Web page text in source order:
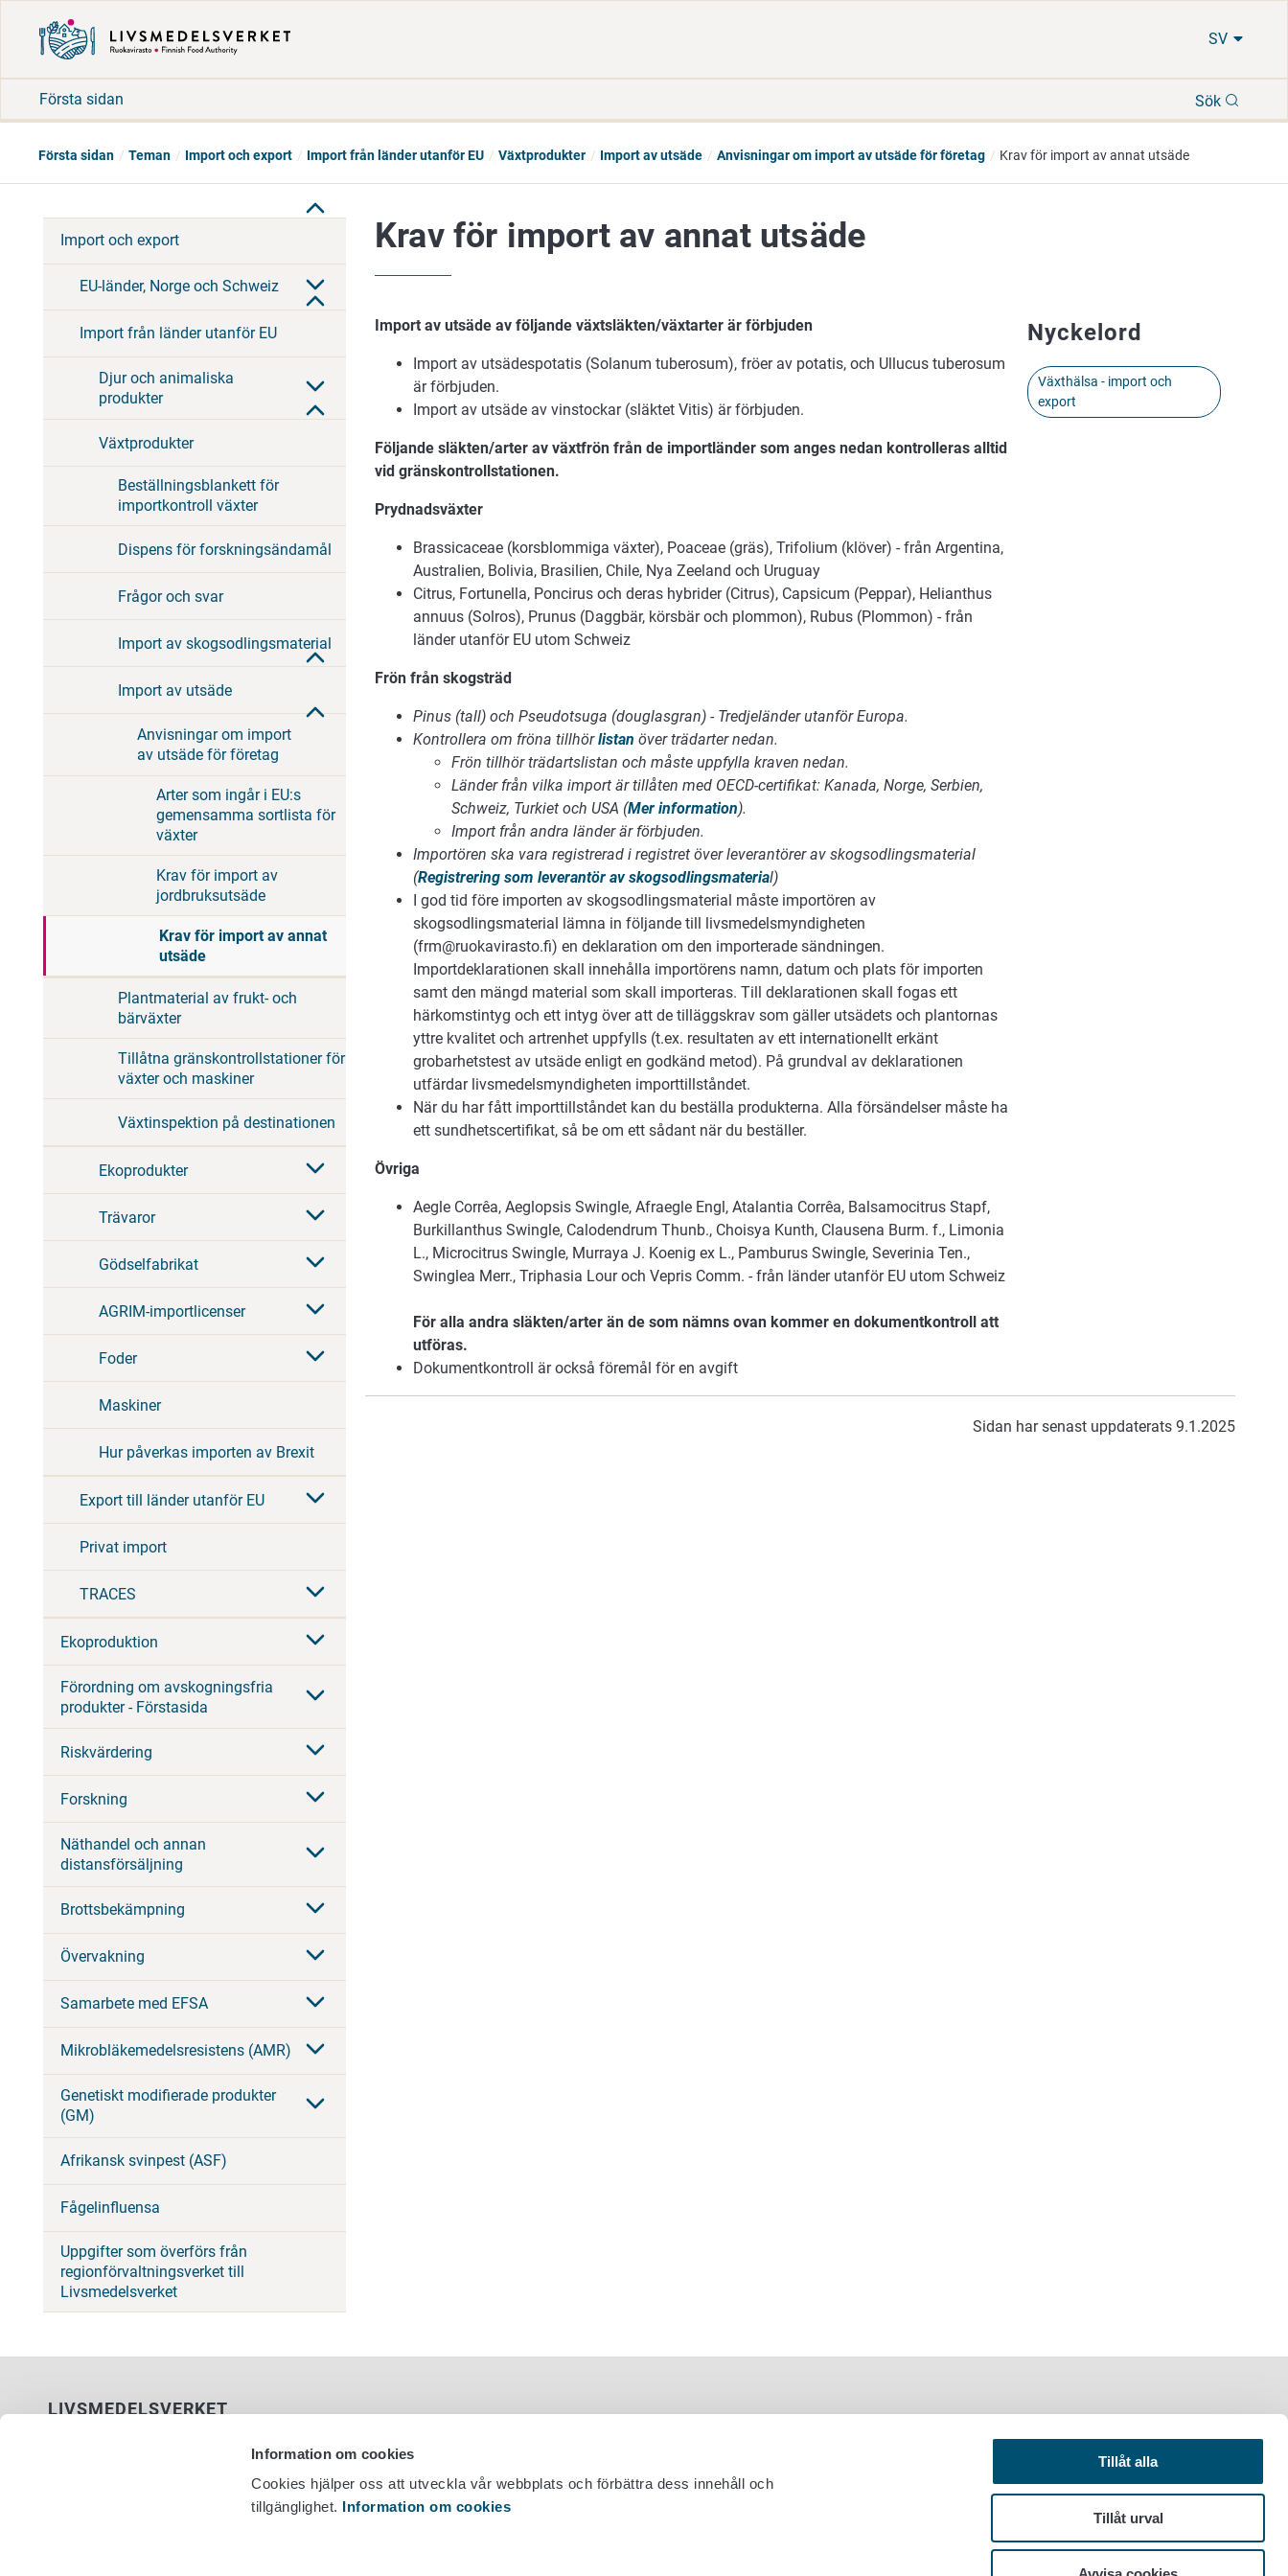
Information om cookies
Cookies hjälper oss att utveckla vår webbplats och förbättra dess innehåll och
tillgänglighet. Information om cookies
Tillåt alla
Tillåt urval
SV
Första sidan Sök
Första sidan Teman Import och export Import från länder utanför EU Växtprodukter Import av utsäde Anvisningar om import av utsäde för företag Krav för import av annat utsäde
Import och export
EU-länder, Norge och Schweiz
Import från länder utanför EU
Djur och animaliska
produkter
Växtprodukter
Beställningsblankett för
importkontroll växter
Dispens för forskningsändamål
Frågor och svar
Import av skogsodlingsmaterial
Import av utsäde
Anvisningar om import
av utsäde för företag
Arter som ingår i EU:s
gemensamma sortlista för
växter
Krav för import av
jordbruksutsäde
Krav för import av annat
utsäde
Plantmaterial av frukt- och
bärväxter
Tillåtna gränskontrollstationer för
växter och maskiner
Växtinspektion på destinationen
Ekoprodukter
Trävaror
Gödselfabrikat
AGRIM-importlicenser
Foder
Maskiner
Hur påverkas importen av Brexit
Export till länder utanför EU
Privat import
TRACES
Ekoproduktion
Förordning om avskogningsfria
produkter - Förstasida
Riskvärdering
Forskning
Näthandel och annan
distansförsäljning
Brottsbekämpning
Övervakning
Samarbete med EFSA
Mikrobläkemedelsresistens (AMR)
Genetiskt modifierade produkter
(GM)
Afrikansk svinpest (ASF)
Fågelinfluensa
Uppgifter som överförs från
regionförvaltningsverket till
Livsmedelsverket
Krav för import av annat utsäde
Import av utsäde av följande växtsläkten/växtarter är förbjuden
Import av utsädespotatis (Solanum tuberosum), fröer av potatis, och Ullucus tuberosum
är förbjuden.
Import av utsäde av vinstockar (släktet Vitis) är förbjuden.
Följande släkten/arter av växtfrön från de importländer som anges nedan kontrolleras alltid
vid gränskontrollstationen.
Prydnadsväxter
Brassicaceae (korsblommiga växter), Poaceae (gräs), Trifolium (klöver) - från Argentina,
Australien, Bolivia, Brasilien, Chile, Nya Zeeland och Uruguay
Citrus, Fortunella, Poncirus och deras hybrider (Citrus), Capsicum (Peppar), Helianthus
annuus (Solros), Prunus (Daggbär, körsbär och plommon), Rubus (Plommon) - från
länder utanför EU utom Schweiz
Frön från skogsträd
Pinus (tall) och Pseudotsuga (douglasgran) - Tredjeländer utanför Europa.
Kontrollera om fröna tillhörlistan över trädarter nedan.
Frön tillhör trädartslistan och måste uppfylla kraven nedan.
Länder från vilka import är tillåten med OECD-certifikat: Kanada, Norge, Serbien,
Schweiz, Turkiet och USA (Mer information).
Import från andra länder är förbjuden.
Importören ska vara registrerad i registret över leverantörer av skogsodlingsmaterial
(Registrering som leverantör av skogsodlingsmaterial)
I god tid före importen av skogsodlingsmaterial måste importören av
skogsodlingsmaterial lämna in följande till livsmedelsmyndigheten
(frm@ruokavirasto.fi) en deklaration om den importerade sändningen.
Importdeklarationen skall innehålla importörens namn, datum och plats för importen
samt den mängd material som skall importeras. Till deklarationen skall fogas ett
härkomstintyg och ett intyg över att de tilläggskrav som gäller utsädets och plantornas
yttre kvalitet och artrenhet uppfylls (t.ex. resultaten av ett internationellt erkänt
grobarhetstest av utsäde enligt en godkänd metod). På grundval av deklarationen
utfärdar livsmedelsmyndigheten importtillståndet.
När du har fått importtillståndet kan du beställa produkterna. Alla försändelser måste ha
ett sundhetscertifikat, så be om ett sådant när du beställer.
Övriga
Aegle Corrêa, Aeglopsis Swingle, Afraegle Engl, Atalantia Corrêa, Balsamocitrus Stapf,
Burkillanthus Swingle, Calodendrum Thunb., Choisya Kunth, Clausena Burm. f., Limonia
L., Microcitrus Swingle, Murraya J. Koenig ex L., Pamburus Swingle, Severinia Ten.,
Swinglea Merr., Triphasia Lour och Vepris Comm. - från länder utanför EU utom Schweiz
För alla andra släkten/arter än de som nämns ovan kommer en dokumentkontroll att
utföras.
Dokumentkontroll är också föremål för en avgift
Nyckelord
Växthälsa - import och
export
Sidan har senast uppdaterats 9.1.2025
LIVSMEDELSVERKET